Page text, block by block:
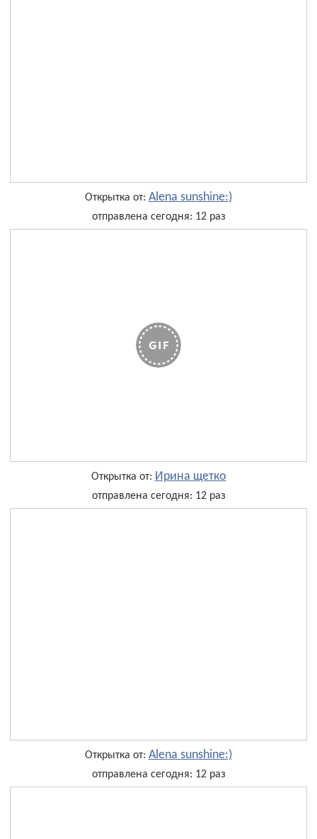
Открытка от: Alena sunshine:)
отправлена сегодня: 12 раз
Открытка от: Ирина щетко
отправлена сегодня: 12 раз
Открытка от: Alena sunshine:)
отправлена сегодня: 12 раз